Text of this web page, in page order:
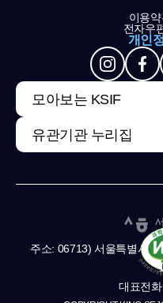
이용
전자우
개인
모아보는 KSIF
유관기관 누리집
주소: 06713) 서울특별시
대표전